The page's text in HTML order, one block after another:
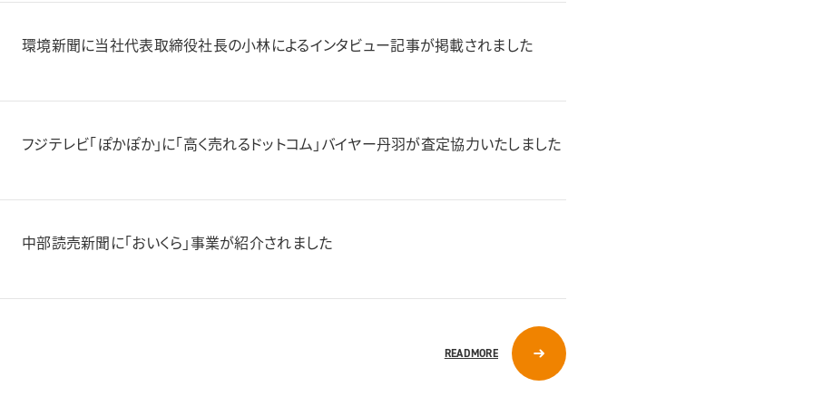
環境新聞に当社代表取締役社長の小林によるインタビュー記事が掲載されました
フジテレビ「ぽかぽか」に「高く売れるドットコム」バイヤー丹羽が査定協力いたしました
中部読売新聞に「おいくら」事業が紹介されました
READMORE